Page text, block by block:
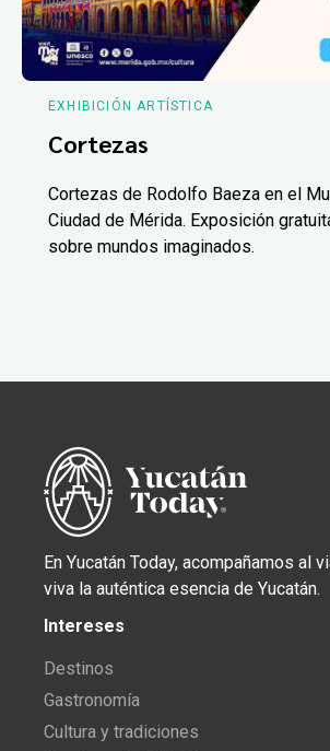
EXHIBICIÓN ARTÍSTICA
Cortezas
Cortezas de Rodolfo Baeza en el
Ciudad de Mérida. Exposición
sobre mundos imaginados.
En Yucatán Today, acompañamos al
viva la auténtica esencia de Yucatán.
Intereses
Destinos
Gastronomía
Cultura y tradiciones